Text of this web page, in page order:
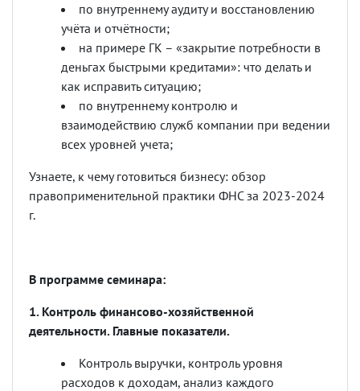
по внутреннему аудиту и восстановлению
учёта и отчётности;
на примере ГК – «закрытие потребности в
деньгах быстрыми кредитами»: что делать и
как исправить ситуацию;
по внутреннему контролю и
взаимодействию служб компании при ведении
всех уровней учета;
Узнаете, к чему готовиться бизнесу: обзор
правоприменительной практики ФНС за 2023-2024
г.
В программе семинара:
1. Контроль финансово-хозяйственной
деятельности. Главные показатели.
Контроль выручки, контроль уровня
расходов к доходам, анализ каждого